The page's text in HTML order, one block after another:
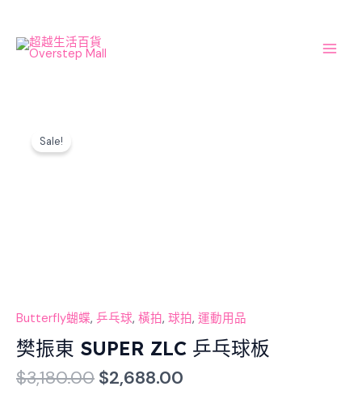
content
Sale!
Butterfly蝴蝶, 乒乓球, 橫拍, 球拍, 運動用品
樊振東 SUPER ZLC 乒乓球板
$3,180.00 $2,688.00
量